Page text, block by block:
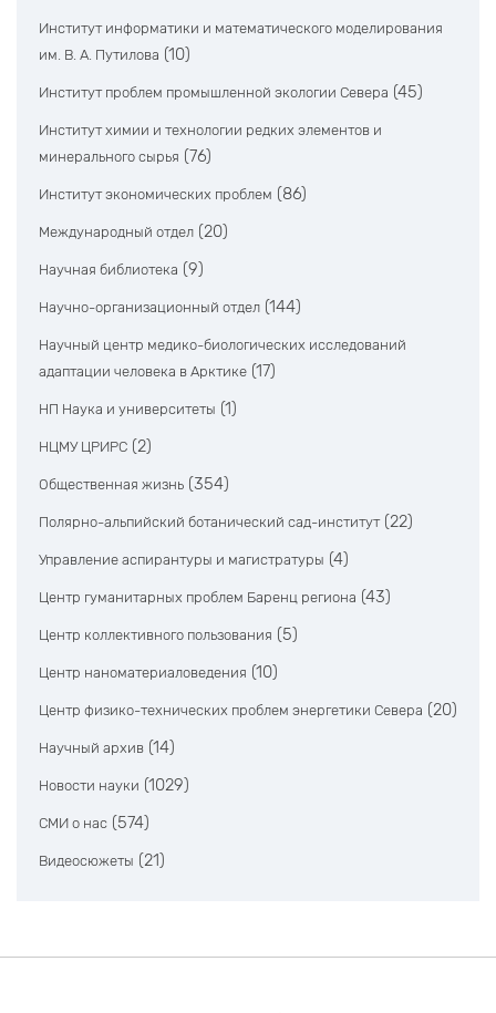
Институт информатики и математического моделирования
им. В. А. Путилова (10)
Институт проблем промышленной экологии Севера (45)
Институт химии и технологии редких элементов и
минерального сырья (76)
Институт экономических проблем (86)
Международный отдел (20)
Научная библиотека (9)
Научно-организационный отдел (144)
Научный центр медико-биологических исследований
адаптации человека в Арктике (17)
НП Наука и университеты (1)
НЦМУ ЦРИРС (2)
Общественная жизнь (354)
Полярно-альпийский ботанический сад-институт (22)
Управление аспирантуры и магистратуры (4)
Центр гуманитарных проблем Баренц региона (43)
Центр коллективного пользования (5)
Центр наноматериаловедения (10)
Центр физико-технических проблем энергетики Севера (20)
Научный архив (14)
Новости науки (1029)
СМИ о нас (574)
Видеосюжеты (21)